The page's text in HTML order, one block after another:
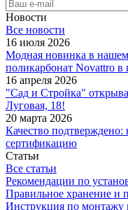
Новости
Все новости
16 июля 2026
Модная новинка в
поликарбонат Novattro в
16 апреля 2026
"Сад и Стройка"
Луговая, 18!
20 марта 2026
Качество
сертификацию
Статьи
Все статьи
Рекомендации по
Правильное хранение и
Инструкция по монтажу